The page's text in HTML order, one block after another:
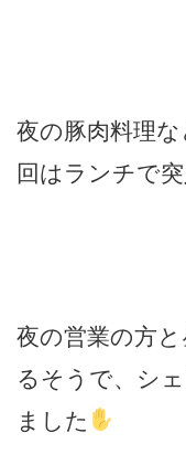
夜の豚肉料理
回はランチで
夜の営業の方
るそうで、シ
ました